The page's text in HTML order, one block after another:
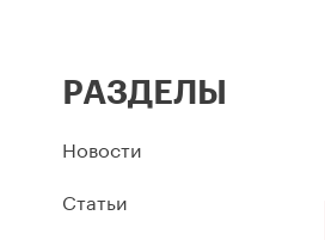
РАЗДЕЛЫ
Новости
Статьи